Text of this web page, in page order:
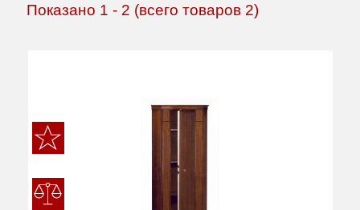
Показано 1 - 2 (всего товаров 2)